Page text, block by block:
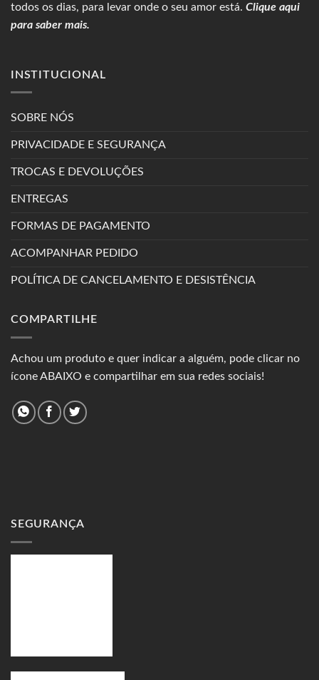
todos os dias, para levar onde o seu amor está. Clique aqui
para saber mais.
INSTITUCIONAL
SOBRE NÓS
PRIVACIDADE E SEGURANÇA
TROCAS E DEVOLUÇÕES
ENTREGAS
FORMAS DE PAGAMENTO
ACOMPANHAR PEDIDO
POLÍTICA DE CANCELAMENTO E DESISTÊNCIA
COMPARTILHE
Achou um produto e quer indicar a alguém, pode clicar no
ícone ABAIXO e compartilhar em sua redes sociais!
SEGURANÇA